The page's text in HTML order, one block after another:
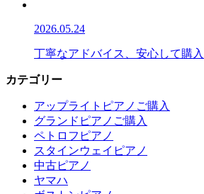
2026.05.24
丁寧なアドバイス、安心して購
カテゴリー
アップライトピアノご購入
グランドピアノご購入
ペトロフピアノ
スタインウェイピアノ
中古ピアノ
ヤマハ